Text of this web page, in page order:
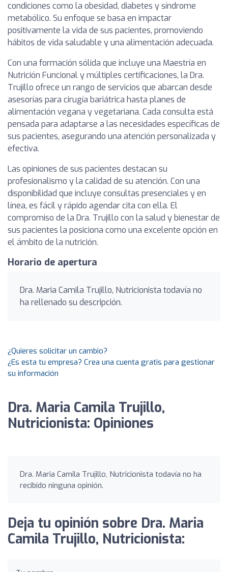
condiciones como la obesidad, diabetes y síndrome
metabólico. Su enfoque se basa en impactar
positivamente la vida de sus pacientes, promoviendo
hábitos de vida saludable y una alimentación adecuada.
Con una formación sólida que incluye una Maestría en
Nutrición Funcional y múltiples certificaciones, la Dra.
Trujillo ofrece un rango de servicios que abarcan desde
asesorías para cirugía bariátrica hasta planes de
alimentación vegana y vegetariana. Cada consulta está
pensada para adaptarse a las necesidades específicas de
sus pacientes, asegurando una atención personalizada y
efectiva.
Las opiniones de sus pacientes destacan su
profesionalismo y la calidad de su atención. Con una
disponibilidad que incluye consultas presenciales y en
línea, es fácil y rápido agendar cita con ella. El
compromiso de la Dra. Trujillo con la salud y bienestar de
sus pacientes la posiciona como una excelente opción en
el ámbito de la nutrición.
Horario de apertura
Dra. Maria Camila Trujillo, Nutricionista todavía no
ha rellenado su descripción.
¿Quieres solicitar un cambio?
¿Es esta tu empresa? Crea una cuenta gratis para gestionar
su información
Dra. Maria Camila Trujillo,
Nutricionista: Opiniones
Dra. Maria Camila Trujillo, Nutricionista todavía no ha
recibido ninguna opinión.
Deja tu opinión sobre Dra. Maria
Camila Trujillo, Nutricionista: